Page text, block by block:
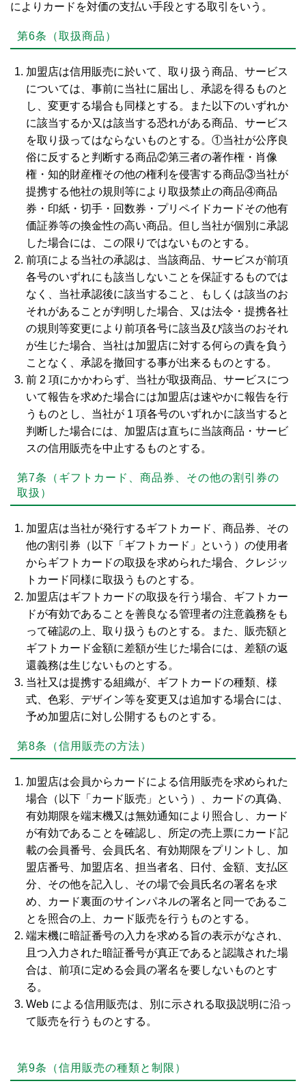
によりカードを対価の支払い手段とする取引をいう。
第6条（取扱商品）
加盟店は信用販売に於いて、取り扱う商品、サービス
については、事前に当社に届出し、承認を得るものと
し、変更する場合も同様とする。また以下のいずれか
に該当するか又は該当する恐れがある商品、サービス
を取り扱ってはならないものとする。①当社が公序良
俗に反すると判断する商品②第三者の著作権・肖像
権・知的財産権その他の権利を侵害する商品③当社が
提携する他社の規則等により取扱禁止の商品④商品
券・印紙・切手・回数券・プリペイドカードその他有
価証券等の換金性の高い商品。但し当社が個別に承認
した場合には、この限りではないものとする。
前項による当社の承認は、当該商品、サービスが前項
各号のいずれにも該当しないことを保証するものでは
なく、当社承認後に該当すること、もしくは該当のお
それがあることが判明した場合、又は法令・提携各社
の規則等変更により前項各号に該当及び該当のおそれ
が生じた場合、当社は加盟店に対する何らの責を負う
ことなく、承認を撤回する事が出来るものとする。
前 2 項にかかわらず、当社が取扱商品、サービスにつ
いて報告を求めた場合には加盟店は速やかに報告を行
うものとし、当社が 1 項各号のいずれかに該当すると
判断した場合には、加盟店は直ちに当該商品・サービ
スの信用販売を中止するものとする。
第7条（ギフトカード、商品券、その他の割引券の
取扱）
加盟店は当社が発行するギフトカード、商品券、その
他の割引券（以下「ギフトカード」という）の使用者
からギフトカードの取扱を求められた場合、クレジッ
トカード同様に取扱うものとする。
加盟店はギフトカードの取扱を行う場合、ギフトカー
ドが有効であることを善良なる管理者の注意義務をも
って確認の上、取り扱うものとする。また、販売額と
ギフトカード金額に差額が生じた場合には、差額の返
還義務は生じないものとする。
当社又は提携する組織が、ギフトカードの種類、様
式、色彩、デザイン等を変更又は追加する場合には、
予め加盟店に対し公開するものとする。
第8条（信用販売の方法）
加盟店は会員からカードによる信用販売を求められた
場合（以下「カード販売」という）、カードの真偽、
有効期限を端末機又は無効通知により照合し、カード
が有効であることを確認し、所定の売上票にカード記
載の会員番号、会員氏名、有効期限をプリントし、加
盟店番号、加盟店名、担当者名、日付、金額、支払区
分、その他を記入し、その場で会員氏名の署名を求
め、カード裏面のサインパネルの署名と同一であるこ
とを照合の上、カード販売を行うものとする。
端末機に暗証番号の入力を求める旨の表示がなされ、
且つ入力された暗証番号が真正であると認識された場
合は、前項に定める会員の署名を要しないものとす
る。
Web による信用販売は、別に示される取扱説明に沿っ
て販売を行うものとする。
第9条（信用販売の種類と制限）